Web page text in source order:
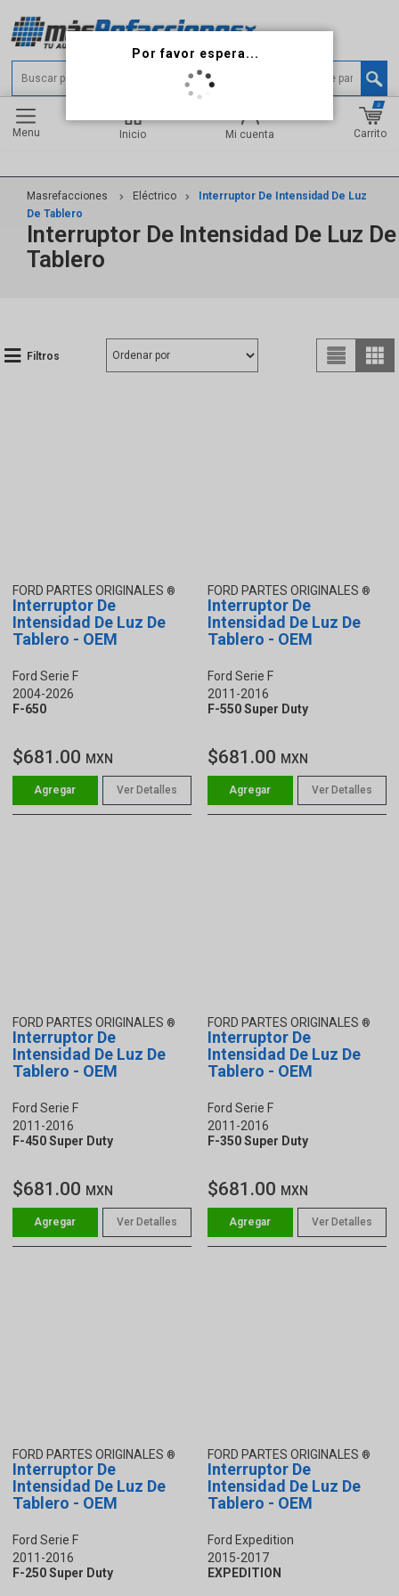
Menu Inicio Mi cuenta Carrito
0
Masrefacciones Eléctrico
Interruptor De Intensidad De Luz
De Tablero
Interruptor De Intensidad De Luz De
Tablero
Filtros
FORD PARTES ORIGINALES
Interruptor De
Intensidad De Luz De
Tablero - OEM
Ford Serie F
2004-2026
F-650
$681.00 MXN
Ver Detalles
FORD PARTES ORIGINALES
Interruptor De
Intensidad De Luz De
Tablero - OEM
Ford Serie F
2011-2016
F-550 Super Duty
$681.00 MXN
Ver Detalles
FORD PARTES ORIGINALES
Interruptor De
Intensidad De Luz De
Tablero - OEM
Ford Serie F
2011-2016
F-450 Super Duty
$681.00 MXN
Ver Detalles
FORD PARTES ORIGINALES
Interruptor De
Intensidad De Luz De
Tablero - OEM
Ford Serie F
2011-2016
F-350 Super Duty
$681.00 MXN
Ver Detalles
FORD PARTES ORIGINALES
Interruptor De
Intensidad De Luz De
Tablero - OEM
Ford Serie F
2011-2016
F-250 Super Duty
FORD PARTES ORIGINALES
Interruptor De
Intensidad De Luz De
Tablero - OEM
Ford Expedition
2015-2017
EXPEDITION